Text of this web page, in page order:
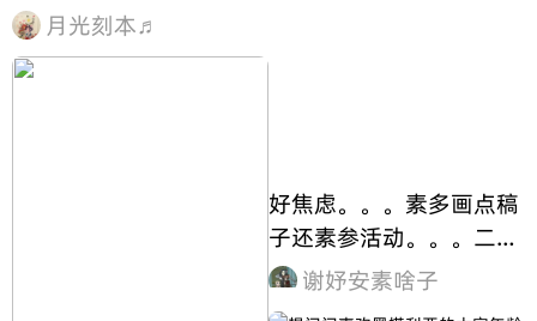
(灵感是两个弯曲的花枝
像极了眼睛的上下眼睑，
都说眼睛是心灵的窗户，
月光刻本♬
好焦虑。。。素多画点稿
子还素参活动。。。二
编：我开这个滴稿子了，
想要去拍
谢妤安素啥子